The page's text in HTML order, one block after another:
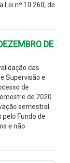
Lei nº 10.260, de
DE
das
Supervisão e
de
de 2020
semestral
Fundo de
e não